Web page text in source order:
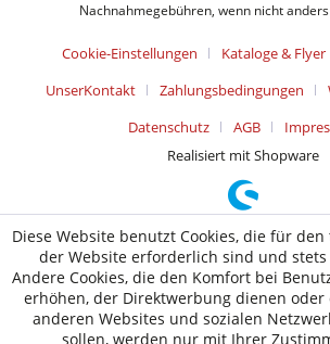
Nachnahmegebühren, wenn nicht
Cookie-Einstellungen Kataloge & Flyer
UnserKontakt
Zahlungsbedingungen
Datenschutz
AGB
Realisiert mit Shopware
Diese Website benutzt Cookies, die für
der Website erforderlich sind und stets
Andere Cookies, die den Komfort bei
erhöhen, der Direktwerbung dienen
anderen Websites und sozialen
sollen, werden nur mit Ihrer